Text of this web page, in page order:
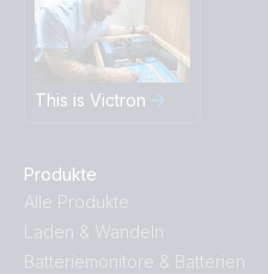
This is Victron
Produkte
Alle Produkte
Laden & Wandeln
Batteriemonitore & Batterien